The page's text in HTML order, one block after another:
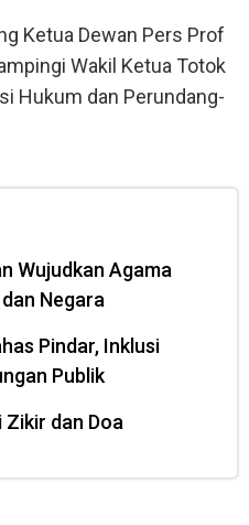
Ketua Dewan Pers Prof
Wakil Ketua Totok
Hukum dan Perundang-
Wujudkan Agama
Negara
Pindar, Inklusi
Publik
Zikir dan Doa